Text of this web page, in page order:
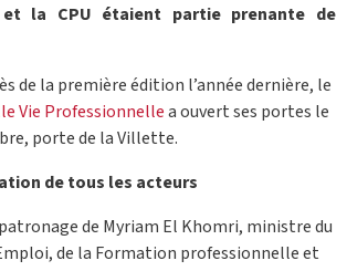
et la CPU étaient partie prenante de
de la première édition l’année dernière, le
Vie Professionnellea ouvert ses portes le
porte de la Villette.
de tous les acteurs
de Myriam El Khomri, ministre du
de la Formation professionnelle et